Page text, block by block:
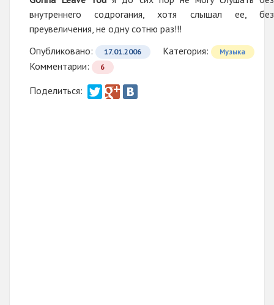
внутреннего содрогания, хотя слышал ее, без
преувеличения, не одну сотню раз!!!
Опубликовано:
17.01.2006 Категория: Музыка
Комментарии: 6
Поделиться: